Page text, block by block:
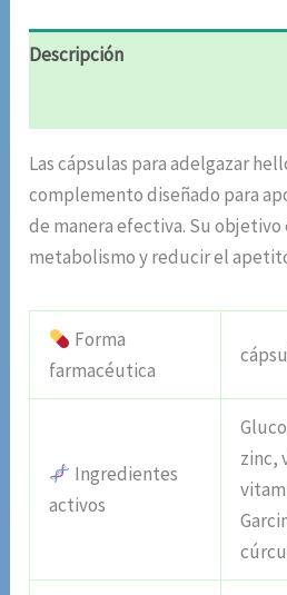
Descripción
Las cápsulas para adelgazar
complemento diseñado para
de manera efectiva. Su objetivo
metabolismo y reducir el
Forma
farmacéutica
Ingredientes
activos
zinc,